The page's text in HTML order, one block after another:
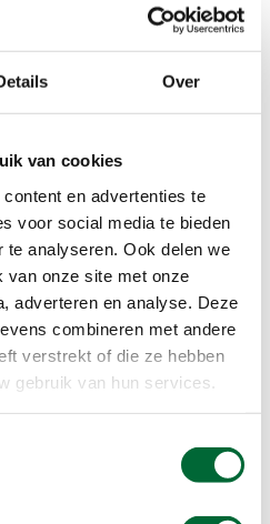
Over
van cookies
en advertenties te
voor social media te bieden
analyseren. Ook delen we
van onze site met onze
adverteren en analyse. Deze
combineren met andere
verstrekt of die ze hebben
gebruik van hun services.
zo gezellig en
waar ik nog
met leuke
andere
als
starten altijd op een vaste
een wandeling bij jou
button. Wil je als